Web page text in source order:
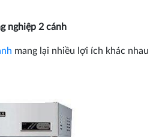
nghiệp 2 cánh
mang lại nhiều lợi ích khác nhau